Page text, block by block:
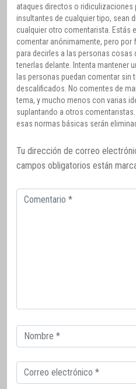
ataques directos o
insultantes de cualquier tipo, sean
cualquier otro comentarista. Estás
comentar anónimamente, pero por
para decirles a las personas cosas
tenerlas delante. Intenta mantener
las personas puedan comentar sin
descalificados. No comentes de
tema, y mucho menos con varias
suplantando a otros
esas normas básicas serán
Tu dirección de correo
campos obligatorios están
Comentario
Correo
electrónico
Correo
electrónico